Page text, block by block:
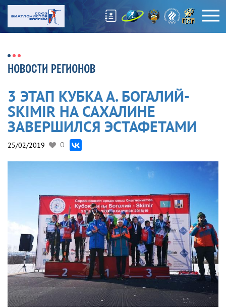
НОВОСТИ РЕГИОНОВ
3 ЭТАП КУБКА А. БОГАЛИЙ-
SKIMIR НА САХАЛИНЕ
ЗАВЕРШИЛСЯ ЭСТАФЕТАМИ
25/02/2019 0